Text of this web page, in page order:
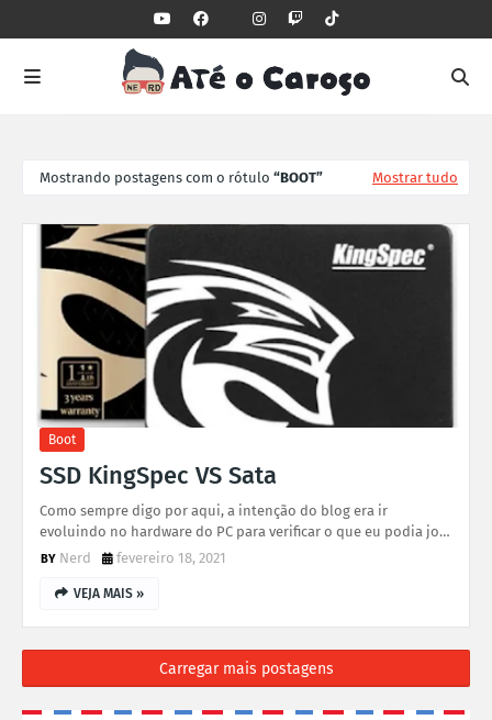
Mostrando postagens com o rótulo BOOT Mostrar tudo
Boot
SSD KingSpec VS Sata
Como sempre digo por aqui, a intenção do blog era ir
evoluindo no hardware do PC para verificar o que eu podia jo…
Nerd
fevereiro 18, 2021
VEJA MAIS »
Carregar mais postagens